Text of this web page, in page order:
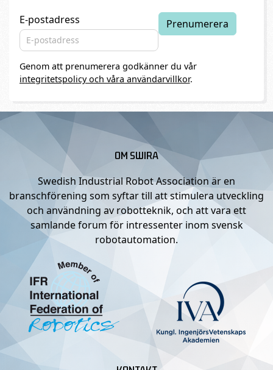
E-postadress
Genom att prenumerera godkänner du vår
integritetspolicy och våra användarvillkor.
OM SWIRA
Swedish Industrial Robot Association är en
branschförening som syftar till att stimulera utveckling
och användning av robotteknik, och att vara ett
samlande forum för intressenter inom svensk
robotautomation.